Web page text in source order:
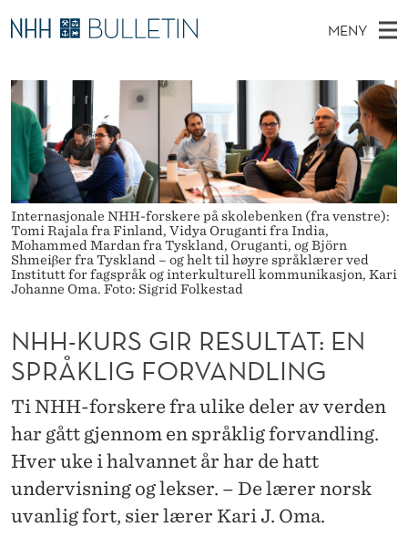
N
H
H
U
R
S
G
R
R
E
S
U
L
MENY
O
V
D
M
E
N
Y
Ø
K
I
S
T
D
E
T
Stipendiater og nye forskerprofiler
Disputaser
Ekspertutvalg
Om Bulletin
Internasjonale NHH-forskere på skolebenken (fra venstre):
Tomi Rajala fra Finland, Vidya Oruganti fra India,
Mohammed Mardan fra Tyskland, Oruganti, og Björn
Shmeiβer fra Tyskland – og helt til høyre språklærer ved
Institutt for fagspråk og interkulturell kommunikasjon, Kari
Johanne Oma. Foto: Sigrid Folkestad
NHH-KURS GIR RESULTAT: EN
SPRÅKLIG FORVANDLING
Ti NHH-forskere fra ulike deler av verden
har gått gjennom en språklig forvandling.
Hver uke i halvannet år har de hatt
undervisning og lekser. – De lærer norsk
uvanlig fort, sier lærer Kari J. Oma.